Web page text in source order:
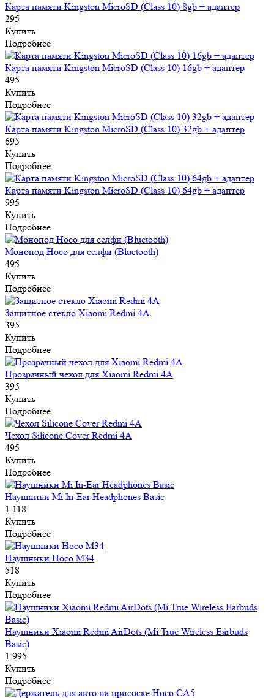
Карта памяти Kingston MicroSD (Class 10) 8gb + адаптер
295
Купить
Подробнее
Карта памяти Kingston MicroSD (Class 10) 16gb + адаптер
495
Купить
Подробнее
Карта памяти Kingston MicroSD (Class 10) 32gb + адаптер
695
Купить
Подробнее
Карта памяти Kingston MicroSD (Class 10) 64gb + адаптер
995
Купить
Подробнее
Монопод Hoco для селфи (Bluetooth)
495
Купить
Подробнее
Защитное стекло Xiaomi Redmi 4A
395
Купить
Подробнее
Прозрачный чехол для Xiaomi Redmi 4A
395
Купить
Подробнее
Чехол Silicone Cover Redmi 4A
495
Купить
Подробнее
Наушники Mi In-Ear Headphones Basic
1 118
Купить
Подробнее
Наушники Hoco M34
518
Купить
Подробнее
Наушники Xiaomi Redmi AirDots (Mi True Wireless Earbuds
Basic)
1 995
Купить
Подробнее